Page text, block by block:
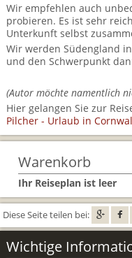
Wir empfehlen auch
probieren. Es ist sehr
Unterkunft selbst
Wir werden Südengland
und den Schwerpunkt
(Autor möchte namentlich
Hier gelangen Sie zur
Pilcher - Urlaub in
Warenkorb
Ihr Reiseplan ist leer
Diese Seite teilen bei:
Wichtige